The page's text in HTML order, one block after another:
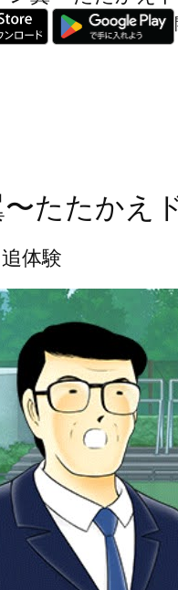
〜たたか
体験